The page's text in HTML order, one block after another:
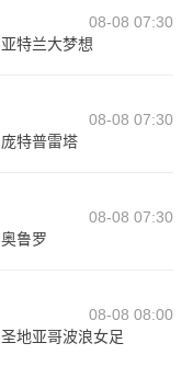
08-08 07:30
亚特兰大梦想
08-08 07:30
庞特普雷塔
08-08 07:30
奥鲁罗
08-08 08:00
圣地亚哥波浪女足